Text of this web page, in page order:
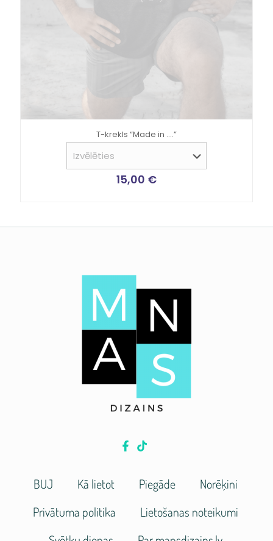
T-krekls “Made in ….”
15,00 €
BUJ Kā lietot Piegāde
Norēķini
Privātuma politika
Lietošanas noteikumi